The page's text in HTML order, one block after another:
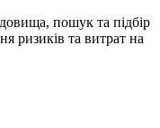
пошук та підбір
ризиків та витрат на